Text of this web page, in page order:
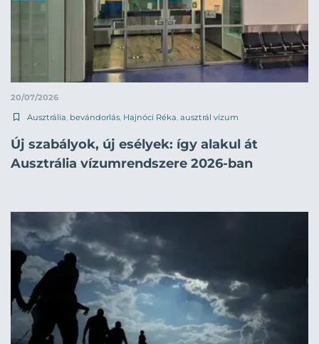
20/07/2026
Ausztrália, bevándorlás, Hajnóci Réka, ausztrál vízum
Új szabályok, új esélyek: így alakul át
Ausztrália vízumrendszere 2026-ban